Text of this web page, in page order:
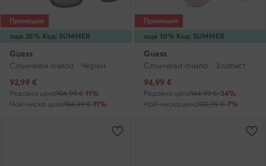
още 25% Код: SUMMER
Промоция
Guess
Слънчеви очила · Черен
Актуална цена
92,99 €
Редовна цена104,99 €-11%
Най-ниска цена104,99 €-11%
още 10% Код: SUMMER
Промоция
Guess
Слънчеви очила · Златист
Актуална цена
94,99 €
Редовна цена144,99 €-34%
Най-ниска цена102,99 €-7%